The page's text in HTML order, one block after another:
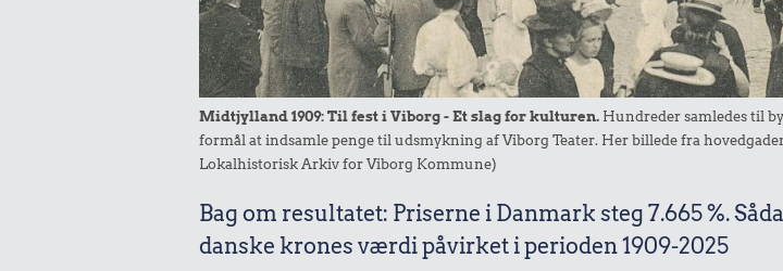
Midtjylland 1909: Til fest i Viborg - Et slag for kulturen. Hundreder samledes til
formål at indsamle penge til udsmykning af Viborg Teater. Her billede fra
Lokalhistorisk Arkiv for Viborg Kommune)
Bag om resultatet: Priserne i Danmark steg 7.665 %.
danske krones værdi påvirket i perioden 1909-2025